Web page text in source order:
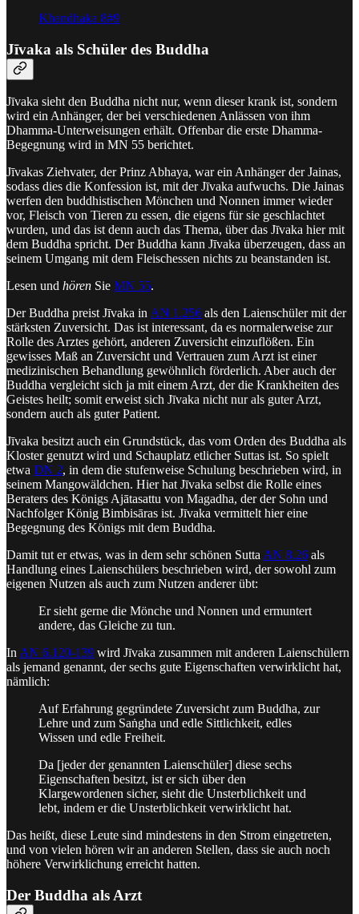
Khandhaka 8#9
Jīvaka als Schüler des Buddha
Jīvaka sieht den Buddha nicht nur, wenn dieser krank ist, sondern
wird ein Anhänger, der bei verschiedenen Anlässen von ihm
Dhamma-Unterweisungen erhält. Offenbar die erste Dhamma-
Begegnung wird in MN 55 berichtet.
Jīvakas Ziehvater, der Prinz Abhaya, war ein Anhänger der Jainas,
sodass dies die Konfession ist, mit der Jīvaka aufwuchs. Die Jainas
werfen den buddhistischen Mönchen und Nonnen immer wieder
vor, Fleisch von Tieren zu essen, die eigens für sie geschlachtet
wurden, und das ist denn auch das Thema, über das Jīvaka hier mit
dem Buddha spricht. Der Buddha kann Jīvaka überzeugen, dass an
seinem Umgang mit dem Fleischessen nichts zu beanstanden ist.
Lesen und hören Sie MN 55.
Der Buddha preist Jīvaka inAN 1.256 als den Laienschüler mit der
stärksten Zuversicht. Das ist interessant, da es normalerweise zur
Rolle des Arztes gehört, anderen Zuversicht einzuflößen. Ein
gewisses Maß an Zuversicht und Vertrauen zum Arzt ist einer
medizinischen Behandlung gewöhnlich förderlich. Aber auch der
Buddha vergleicht sich ja mit einem Arzt, der die Krankheiten des
Geistes heilt; somit erweist sich Jīvaka nicht nur als guter Arzt,
sondern auch als guter Patient.
Jīvaka besitzt auch ein Grundstück, das vom Orden des Buddha als
Kloster genutzt wird und Schauplatz etlicher Suttas ist. So spielt
etwa DN 2, in dem die stufenweise Schulung beschrieben wird, in
seinem Mangowäldchen. Hier hat Jīvaka selbst die Rolle eines
Beraters des Königs Ajātasattu von Magadha, der der Sohn und
Nachfolger König Bimbisāras ist. Jīvaka vermittelt hier eine
Begegnung des Königs mit dem Buddha.
Damit tut er etwas, was in dem sehr schönen SuttaAN 8.26 als
Handlung eines Laienschülers beschrieben wird, der sowohl zum
eigenen Nutzen als auch zum Nutzen anderer übt:
Er sieht gerne die Mönche und Nonnen und ermuntert
andere, das Gleiche zu tun.
InAN 6.120-139 wird Jīvaka zusammen mit anderen Laienschülern
als jemand genannt, der sechs gute Eigenschaften verwirklicht hat,
nämlich:
Auf Erfahrung gegründete Zuversicht zum Buddha, zur
Lehre und zum Saṅgha und edle Sittlichkeit, edles
Wissen und edle Freiheit.
Da [jeder der genannten Laienschüler] diese sechs
Eigenschaften besitzt, ist er sich über den
Klargewordenen sicher, sieht die Unsterblichkeit und
lebt, indem er die Unsterblichkeit verwirklicht hat.
Das heißt, diese Leute sind mindestens in den Strom eingetreten,
und von vielen hören wir an anderen Stellen, dass sie auch noch
höhere Verwirklichung erreicht hatten.
Der Buddha als Arzt